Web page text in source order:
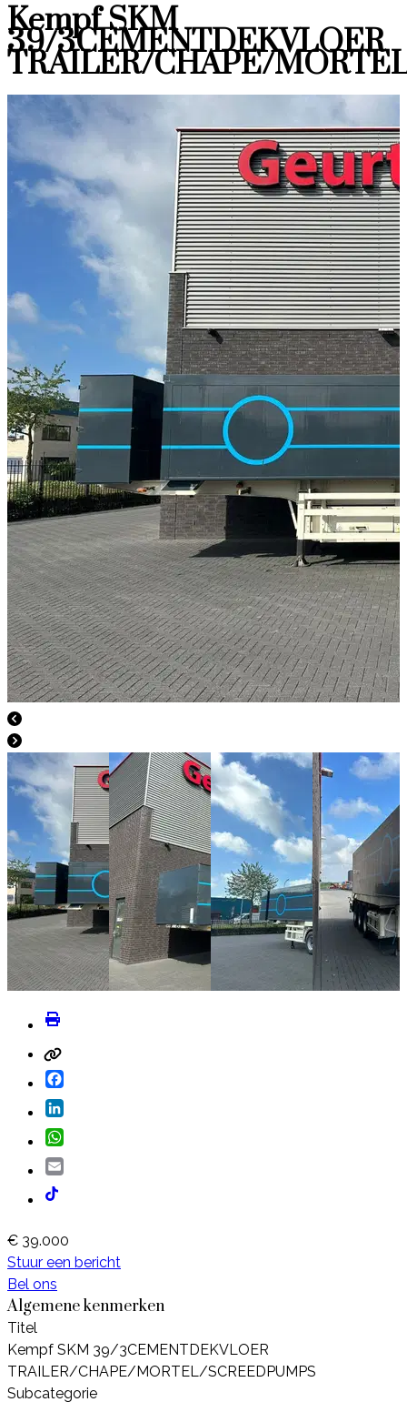
Kempf SKM
39/3CEMENTDEKVLOER
TRAILER/CHAPE/
€ 39.000
Stuur een bericht
Bel ons
Algemene kenmerken
Titel
Kempf SKM 39/3CEMENTDEKVLOER
TRAILER/CHAPE/MORTEL/SCREEDPUMPS
Subcategorie